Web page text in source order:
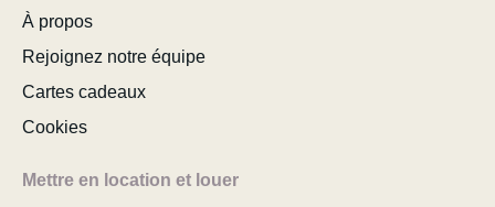
À propos
Rejoignez notre équipe
Cartes cadeaux
Cookies
Mettre en location et louer